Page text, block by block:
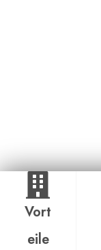
Vort
eile